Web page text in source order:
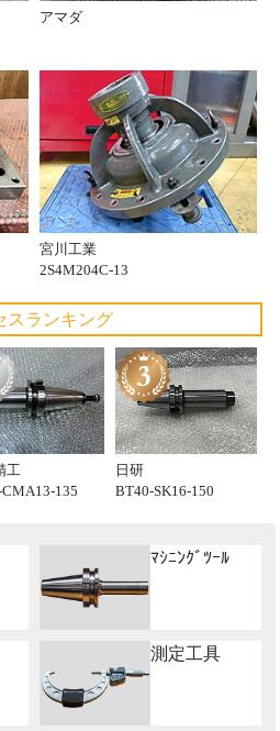
アマダ
宮川工業
2S4M204C-13
スランキング
工
135
日研
BT40-SK16-150
ﾏｼﾆﾝｸﾞﾂｰﾙ
測定工具